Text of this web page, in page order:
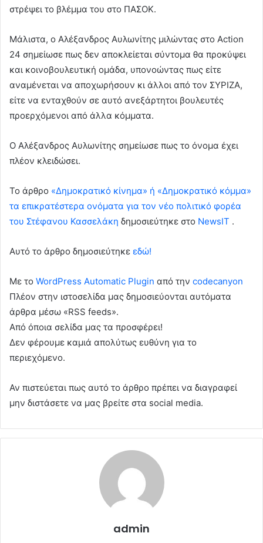
στρέψει το βλέμμα του στο ΠΑΣΟΚ.
Μάλιστα, ο Αλέξανδρος Αυλωνίτης μιλώντας στο Action
24 σημείωσε πως δεν αποκλείεται σύντομα θα προκύψει
και κοινοβουλευτική ομάδα, υπονοώντας πως είτε
αναμένεται να αποχωρήσουν κι άλλοι από τον ΣΥΡΙΖΑ,
είτε να ενταχθούν σε αυτό ανεξάρτητοι βουλευτές
προερχόμενοι από άλλα κόμματα.
Ο Αλέξανδρος Αυλωνίτης σημείωσε πως το όνομα έχει
πλέον κλειδώσει.
To άρθρο «Δημοκρατικό κίνημα» ή «Δημοκρατικό κόμμα»
τα επικρατέστερα ονόματα για τον νέο πολιτικό φορέα
του Στέφανου Κασσελάκη δημοσιεύτηκε στο NewsIT .
Αυτό το άρθρο δημοσιεύτηκε εδώ!
Με το WordPress Automatic Plugin από την codecanyon
Πλέον στην ιστοσελίδα μας δημοσιεύονται αυτόματα
άρθρα μέσω «RSS feeds».
Από όποια σελίδα μας τα προσφέρει!
Δεν φέρουμε καμιά απολύτως ευθύνη για το
περιεχόμενο.
Αν πιστεύεται πως αυτό το άρθρο πρέπει να διαγραφεί
μην διστάσετε να μας βρείτε στα social media.
admin